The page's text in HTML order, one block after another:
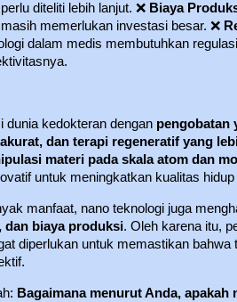
diteliti lebih lanjut. ❌ Biaya
memerlukan investasi besar. ❌
dalam medis membutuhkan
dunia kedokteran dengan pengobatan
dan terapi regeneratif yang
materi pada skala atom dan
untuk meningkatkan kualitas
manfaat, nano teknologi juga
dan biaya produksi. Oleh karena itu,
diperlukan untuk memastikan bahwa
Bagaimana menurut Anda, apakah